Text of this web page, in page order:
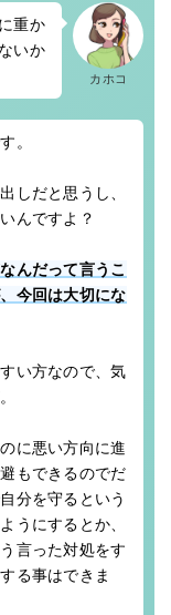
カホコ
重か
いか
。
しだと思うし、
んですよ？
んだって言うこ
今回は大切にな
い方なので、気
に悪い方向に進
もできるのでだ
分を守るという
うにするとか、
言った対処をす
る事はできま